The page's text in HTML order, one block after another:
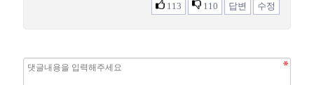
113
110 답변 수정